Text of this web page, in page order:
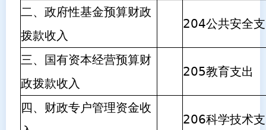
二、政府性基金预算财政
拨款收入
204公共安全
三、国有资本经营预算财
政拨款收入
205教育支出
四、财政专户管理资金收
206科学技术